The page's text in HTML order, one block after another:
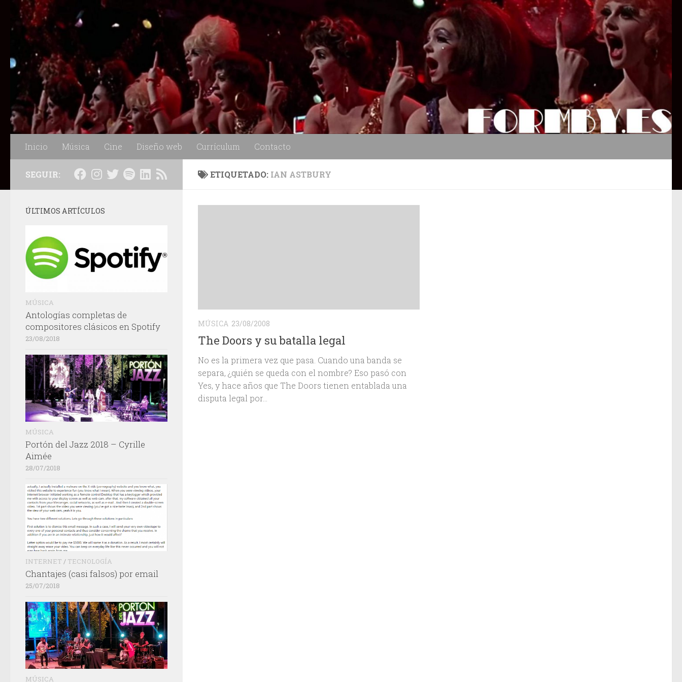
Saltar al contenido
Inicio Música Cine Diseño web Currículum Contacto
ETIQUETADO: IAN ASTBURY
MÚSICA 23/08/2008
The Doors y su batalla legal
No es la primera vez que pasa. Cuando una banda se
separa, ¿quién se queda con el nombre? Eso pasó con
Yes, y hace años que The Doors tienen entablada una
disputa legal por...
SEGUIR:
ÚLTIMOS ARTÍCULOS
MÚSICA
Antologías completas de
compositores clásicos en Spotify
23/08/2018
MÚSICA
Portón del Jazz 2018 – Cyrille
Aimée
28/07/2018
INTERNET / TECNOLOGÍA
Chantajes (casi falsos) por email
25/07/2018
MÚSICA